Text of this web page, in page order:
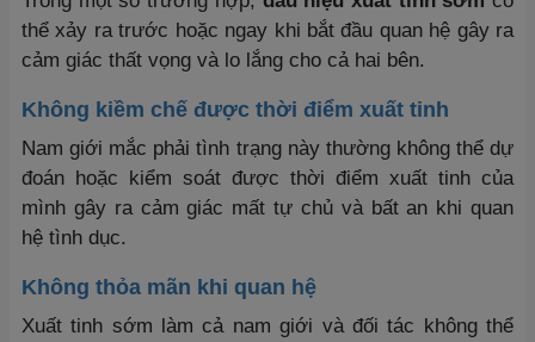
thể xảy ra trước hoặc ngay khi bắt đầu quan hệ gây ra
cảm giác thất vọng và lo lắng cho cả hai bên.
Không kiềm chế được thời điểm xuất tinh
Nam giới mắc phải tình trạng này thường không thể dự
đoán hoặc kiểm soát được thời điểm xuất tinh của
mình gây ra cảm giác mất tự chủ và bất an khi quan
hệ tình dục.
Không thỏa mãn khi quan hệ
Xuất tinh sớm làm cả nam giới và đối tác không thể